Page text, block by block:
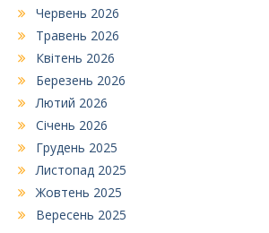
Червень 2026
Травень 2026
Квітень 2026
Березень 2026
Лютий 2026
Січень 2026
Грудень 2025
Листопад 2025
Жовтень 2025
Вересень 2025